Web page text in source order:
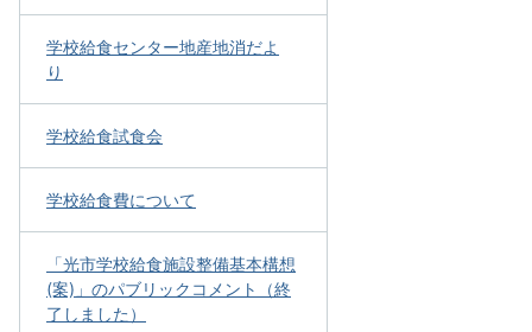
学校給食センター地産地消だよ
り
学校給食試食会
学校給食費について
「光市学校給食施設整備基本構想
(案)」のパブリックコメント（終
了しました）